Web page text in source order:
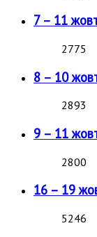
7 – 11
2775
8 – 10
2893
9 – 11
2800
16 – 19
5246